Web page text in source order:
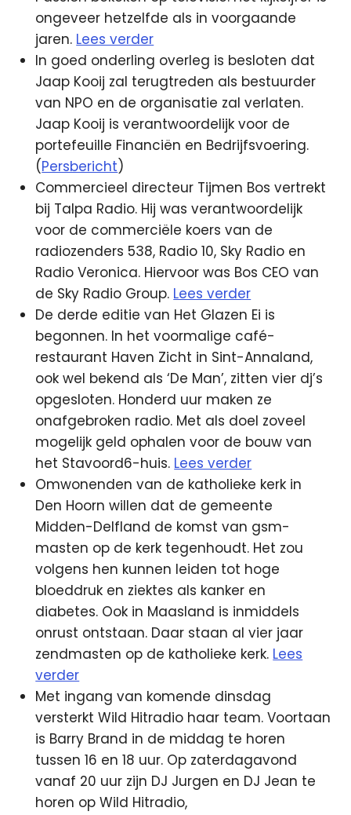
ongeveer hetzelfde als in voorgaande
jaren. Lees verder
In goed onderling overleg is besloten dat
Jaap Kooij zal terugtreden als bestuurder
van NPO en de organisatie zal verlaten.
Jaap Kooij is verantwoordelijk voor de
portefeuille Financiën en Bedrijfsvoering.
(Persbericht)
Commercieel directeur Tijmen Bos vertrekt
bij Talpa Radio. Hij was verantwoordelijk
voor de commerciële koers van de
radiozenders 538, Radio 10, Sky Radio en
Radio Veronica. Hiervoor was Bos CEO van
de Sky Radio Group. Lees verder
De derde editie van Het Glazen Ei is
begonnen. In het voormalige café-
restaurant Haven Zicht in Sint-Annaland,
ook wel bekend als ‘De Man’, zitten vier dj’s
opgesloten. Honderd uur maken ze
onafgebroken radio. Met als doel zoveel
mogelijk geld ophalen voor de bouw van
het Stavoord6-huis. Lees verder
Omwonenden van de katholieke kerk in
Den Hoorn willen dat de gemeente
Midden-Delfland de komst van gsm-
masten op de kerk tegenhoudt. Het zou
volgens hen kunnen leiden tot hoge
bloeddruk en ziektes als kanker en
diabetes. Ook in Maasland is inmiddels
onrust ontstaan. Daar staan al vier jaar
zendmasten op de katholieke kerk. Lees
verder
Met ingang van komende dinsdag
versterkt Wild Hitradio haar team. Voortaan
is Barry Brand in de middag te horen
tussen 16 en 18 uur. Op zaterdagavond
vanaf 20 uur zijn DJ Jurgen en DJ Jean te
horen op Wild Hitradio,